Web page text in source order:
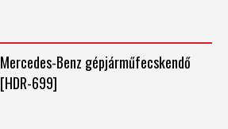
Mercedes-Benz gépjárműfecskendő
[HDR-699]